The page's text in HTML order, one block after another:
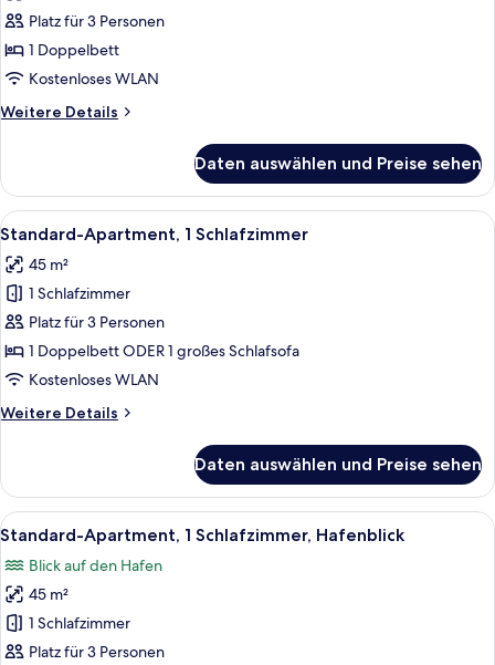
1
Doppelbett,
Hafenblick
Platz für 3 Personen
1 Doppelbett
Kostenloses WLAN
Weitere Details
Weitere
1
Doppelbett,
Hafenblick
Daten auswählen und Preise sehen
Alle
Fotos
für
Standard-
Apartment,
1
Schlafzimmer
Ein Hotelzimmer mit einem Bett,
6
Standard-Apartment, 1 Schlafzimmer
45 m²
1 Schlafzimmer
Platz für 3 Personen
1 Doppelbett ODER 1 großes Schlafsofa
Kostenloses WLAN
Weitere Details
Weitere
Apartment,
Schlafzimmer
Daten auswählen und Preise sehen
Alle
Fotos
für
Standard-
Apartment,
1
Ein Schlafzimmer mit Bett,
10
Standard-Apartment, 1 Schlafzimmer, Hafenblick
Blick auf den Hafen
45 m²
1 Schlafzimmer
Platz für 3 Personen